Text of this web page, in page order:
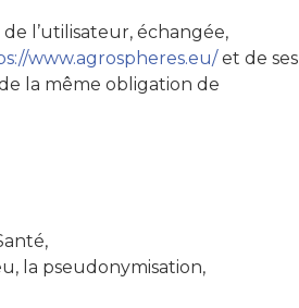
de l’utilisateur, échangée,
www.agrospheres.eu/ et de ses
la même obligation de
la pseudonymisation,